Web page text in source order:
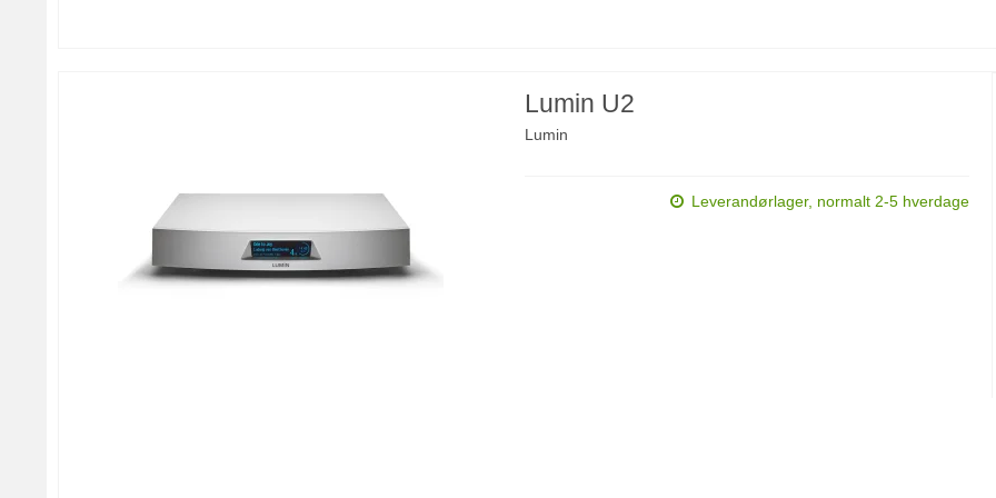
Lumin U2
Lumin
Leverandørlager, normalt 2-5 hverdage